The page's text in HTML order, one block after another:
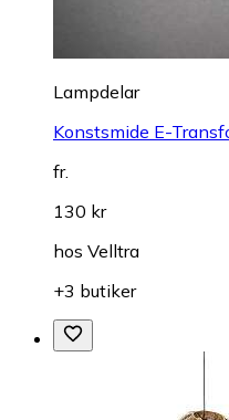
Lampdelar
Konstsmide E-
fr.
130 kr
hos Velltra
+3 butiker